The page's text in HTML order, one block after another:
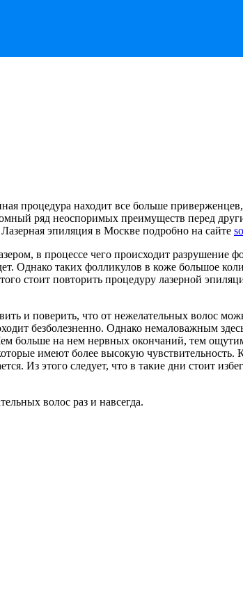
процедура находит все больше
ряд неоспоримых преимуществ перед
эпиляция в Москве подробно на сайте
в процессе чего происходит разрушение
Однако таких фолликулов в коже большое
стоит повторить процедуру лазерной
и поверить, что от нежелательных волос
безболезненно. Однако немаловажным
больше на нем нервных окончаний, тем
имеют более высокую
этого следует, что в такие дни стоит
волос раз и навсегда.